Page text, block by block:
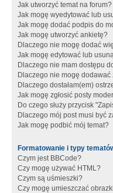
Jak utworzyć temat na forum?
Jak mogę wyedytować lub
Jak mogę dodać podpis do
Jak mogę utworzyć ankietę?
Dlaczego nie mogę dodać
Jak mogę edytować lub
Dlaczego nie mam dostępu
Dlaczego nie mogę dodawać
Dlaczego dostałam(em)
Jak mogę zgłosić posty
Do czego służy przycisk
Dlaczego mój post musi być
Jak mogę podbić mój temat?
Formatowanie i typy
Czym jest BBCode?
Czy mogę używać HTML?
Czym są uśmieszki?
Czy mogę umieszczać